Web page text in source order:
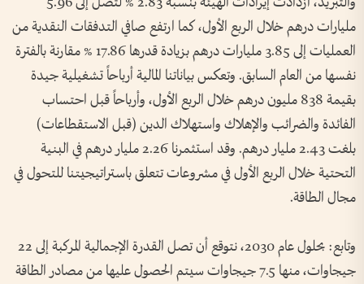
مليارات درهم خلال الربع الأول، كما ارتفع صافي التدفقات النقدية من
العمليات إلى 3.85 مليارات درهم بزيادة قدرها 17.86 % مقارنة بالفترة
نفسها من العام السابق. وتعكس بياناتنا المالية أرباحاً تشغيلية جيدة
بقيمة 838 مليون درهم خلال الربع الأول، وأرباحاً قبل احتساب
الفائدة والضرائب والإهلاك واستهلاك الدين (قبل الاستقطاعات)
بلغت 2.43 مليار درهم. وقد استثمرنا 2.26 مليار درهم في البنية
التحتية خلال الربع الأول في مشروعات تتعلق باستراتيجيتنا للتحول في
مجال الطاقة.
وتابع: بحلول عام 2030، نتوقع أن تصل القدرة الإجمالية المركبة إلى 22
جيجاوات، منها 7.5 جيجاوات سيتم الحصول عليها من مصادر الطاقة